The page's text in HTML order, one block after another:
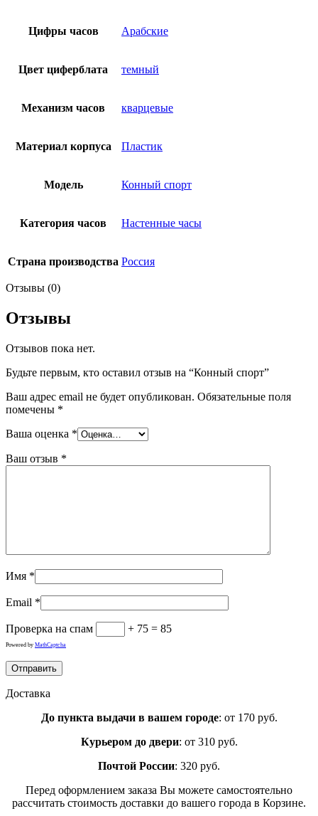
Цифры часов Арабские
Цвет циферблата темный
Механизм часов кварцевые
Материал корпуса Пластик
Модель Конный спорт
Категория часов Настенные часы
Страна производства Россия
Отзывы (0)
Отзывы
Отзывов пока нет.
Будьте первым, кто оставил отзыв на “Конный спорт”
Ваш адрес email не будет опубликован. Обязательные поля
помечены *
Ваша оценка *
Ваш отзыв *
Имя *
Email *
Проверка на спам + 75 = 85
Powered by MathCaptcha
Доставка
До пункта выдачи в вашем городе: от 170 руб.
Курьером до двери: от 310 руб.
Почтой России: 320 руб.
Перед оформлением заказа Вы можете самостоятельно
рассчитать стоимость доставки до вашего города в Корзине.